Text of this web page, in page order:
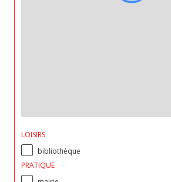
LOISIRS
bibliothèque
PRATIQUE